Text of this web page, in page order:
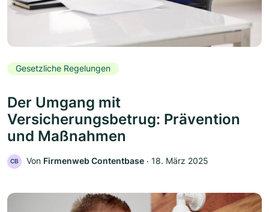
Gesetzliche Regelungen
Der Umgang mit
Versicherungsbetrug: Prävention
und Maßnahmen
CB Von Firmenweb Contentbase ‧ 18. März 2025